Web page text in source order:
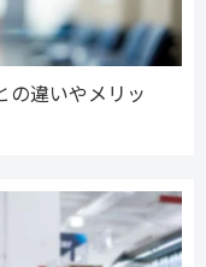
の違いやメリッ